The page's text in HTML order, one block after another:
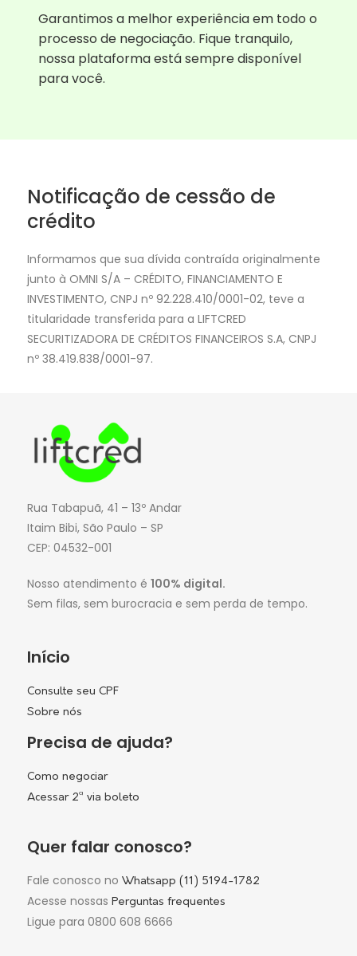
Garantimos a melhor experiência em todo o
processo de negociação. Fique tranquilo,
nossa plataforma está sempre disponível
para você.
Notificação de cessão de
crédito
Informamos que sua dívida contraída originalmente
junto à OMNI S/A – CRÉDITO, FINANCIAMENTO E
INVESTIMENTO, CNPJ nº 92.228.410/0001-02, teve a
titularidade transferida para a LIFTCRED
SECURITIZADORA DE CRÉDITOS FINANCEIROS S.A, CNPJ
nº 38.419.838/0001-97.
Rua Tabapuã, 41 – 13º Andar
Itaim Bibi, São Paulo – SP
CEP: 04532-001
Nosso atendimento é 100% digital.
Sem filas, sem burocracia e sem perda de tempo.
Início
Consulte seu CPF
Sobre nós
Precisa de ajuda?
Como negociar
Acessar 2ª via boleto
Quer falar conosco?
Fale conosco no Whatsapp (11) 5194-1782
Acesse nossas Perguntas frequentes
Ligue para 0800 608 6666